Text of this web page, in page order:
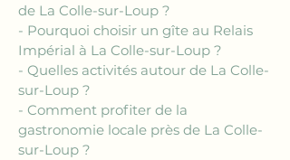
de La Colle-sur-Loup ?
- Pourquoi choisir un gîte au Relais
Impérial à La Colle-sur-Loup ?
- Quelles activités autour de La Colle-
sur-Loup ?
- Comment profiter de la
gastronomie locale près de La Colle-
sur-Loup ?